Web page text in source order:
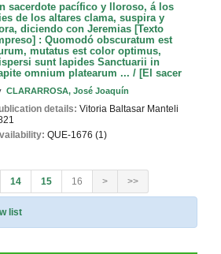
sacerdote pacífico y lloroso, á los
de los altares clama, suspira y
diciendo con Jeremias [Texto
: Quomodó obscuratum est
mutatus est color optimus,
sunt lapides Sanctuarii in
omnium platearum ... / [El sacer
CLARARROSA, José Joaquín
details: Vitoria Baltasar Manteli
QUE-1676 (1)
14 15 16 > >>
list